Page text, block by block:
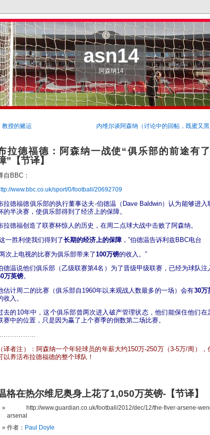
asn14
阿森纳14
教授的赌运 内维尔谈阿森纳（讨论中的回帖，既蜜又黑
拉德福德：阿森纳一战使“俱乐部的前途有
”【节译】
自BBC：
www.bbc.co.uk/sport/0/football/20692709
拉德福德俱乐部的执行董事达夫-伯德温（Dave Baldwin）认为能够进入
的半决赛，使俱乐部得到了经济上的保障。
拉德福创造了联赛杯惊人的历史，在周二点球大战中击败了阿森纳。
一胜利使我们得到了长期的经济上的保障 ，”伯德温告诉利兹BBC电台
次上电视的比赛为俱乐部带来了100万镑的收入。”
德温说他们俱乐部（乙级联赛第4名）为了晋级甲级联赛，已经为球队注
万英镑。
估计周二的比赛（俱乐部自1960年以来观战人数最多的一场）会有30万
收入。
去的10年中，这个俱乐部曾两次进入破产管理状态，他们能保住他们在
赛中的位置，只是因为赢了上个赛季的倒数第二场比赛。
译者注）：阿森纳一个年轻球员的年薪大约150万-250万（3-5万/周），
以养活布拉德福德的整个球队！
格在热尔维尼奥身上花了1,050万英镑-【节译】
http://www.guardian.co.uk/football/2012/dec/12/the-fiver-arsene-
arsenal
作者： Paul Doyle